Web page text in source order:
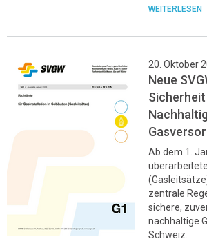
WEITERLESEN
20. Oktober
Neue
Sicherheit
Ab dem 1.
überarbeitete
zentrale
sichere,
nachhaltige
Schweiz.